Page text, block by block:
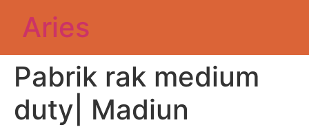
Aries
Pabrik rak medium
duty| Madiun